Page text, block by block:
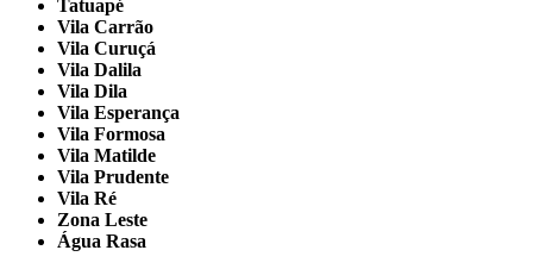
Tatuapé
Vila Carrão
Vila Curuçá
Vila Dalila
Vila Dila
Vila Esperança
Vila Formosa
Vila Matilde
Vila Prudente
Vila Ré
Zona Leste
Água Rasa